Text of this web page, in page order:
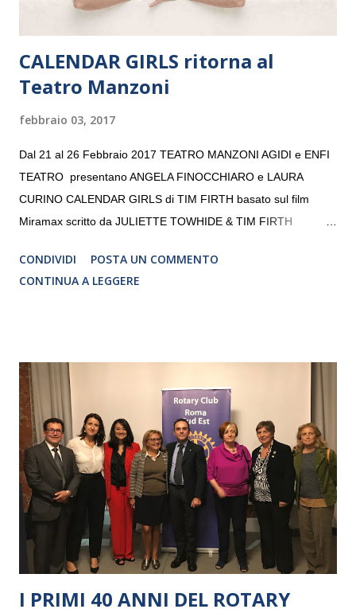
CALENDAR GIRLS ritorna al
Teatro Manzoni
febbraio 03, 2017
Dal 21 al 26 Febbraio 2017 TEATRO MANZONI AGIDI e ENFI
TEATRO presentano ANGELA FINOCCHIARO e LAURA
CURINO CALENDAR GIRLS di TIM FIRTH basato sul film
Miramax scritto da JULIETTE TOWHIDE & TIM FIRTH
CRISTINA PEZZOLI
CONDIVIDI
POSTA UN COMMENTO
CONTINUA A LEGGERE
I PRIMI 40 ANNI DEL ROTARY